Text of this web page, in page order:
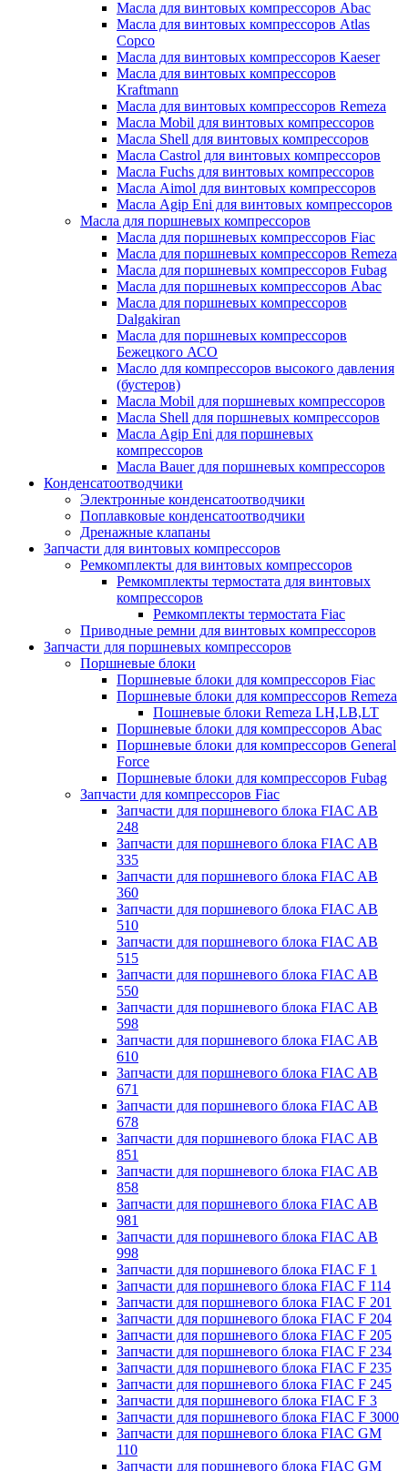
Масла для винтовых компрессоров Abac
Масла для винтовых компрессоров Atlas
Copco
Масла для винтовых компрессоров Kaeser
Масла для винтовых компрессоров
Kraftmann
Масла для винтовых компрессоров Remeza
Масла Mobil для винтовых компрессоров
Масла Shell для винтовых компрессоров
Масла Castrol для винтовых компрессоров
Масла Fuchs для винтовых компрессоров
Масла Aimol для винтовых компрессоров
Масла Agip Eni для винтовых компрессоров
Масла для поршневых компрессоров
Масла для поршневых компрессоров Fiac
Масла для поршневых компрессоров Remeza
Масла для поршневых компрессоров Fubag
Масла для поршневых компрессоров Abac
Масла для поршневых компрессоров
Dalgakiran
Масла для поршневых компрессоров
Бежецкого АСО
Масло для компрессоров высокого давления
(бустеров)
Масла Mobil для поршневых компрессоров
Масла Shell для поршневых компрессоров
Масла Agip Eni для поршневых
компрессоров
Масла Bauer для поршневых компрессоров
Конденсатоотводчики
Электронные конденсатоотводчики
Поплавковые конденсатоотводчики
Дренажные клапаны
Запчасти для винтовых компрессоров
Ремкомплекты для винтовых компрессоров
Ремкомплекты термостата для винтовых
компрессоров
Ремкомплекты термостата Fiac
Приводные ремни для винтовых компрессоров
Запчасти для поршневых компрессоров
Поршневые блоки
Поршневые блоки для компрессоров Fiac
Поршневые блоки для компрессоров Remeza
Пошневые блоки Remeza LH,LB,LT
Поршневые блоки для компрессоров Abac
Поршневые блоки для компрессоров General
Force
Поршневые блоки для компрессоров Fubag
Запчасти для компрессоров Fiac
Запчасти для поршневого блока FIAC AB
248
Запчасти для поршневого блока FIAC AB
335
Запчасти для поршневого блока FIAC AB
360
Запчасти для поршневого блока FIAC AB
510
Запчасти для поршневого блока FIAC AB
515
Запчасти для поршневого блока FIAC AB
550
Запчасти для поршневого блока FIAC AB
598
Запчасти для поршневого блока FIAC AB
610
Запчасти для поршневого блока FIAC AB
671
Запчасти для поршневого блока FIAC AB
678
Запчасти для поршневого блока FIAC AB
851
Запчасти для поршневого блока FIAC AB
858
Запчасти для поршневого блока FIAC AB
981
Запчасти для поршневого блока FIAC AB
998
Запчасти для поршневого блока FIAC F 1
Запчасти для поршневого блока FIAC F 114
Запчасти для поршневого блока FIAC F 201
Запчасти для поршневого блока FIAC F 204
Запчасти для поршневого блока FIAC F 205
Запчасти для поршневого блока FIAC F 234
Запчасти для поршневого блока FIAC F 235
Запчасти для поршневого блока FIAC F 245
Запчасти для поршневого блока FIAC F 3
Запчасти для поршневого блока FIAC F 3000
Запчасти для поршневого блока FIAC GM
110
Запчасти для поршневого блока FIAC GM